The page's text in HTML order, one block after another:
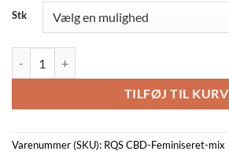
Stk
TILFØJ TIL KURV
Varenummer (SKU): RQS CBD-Feminiseret-mix